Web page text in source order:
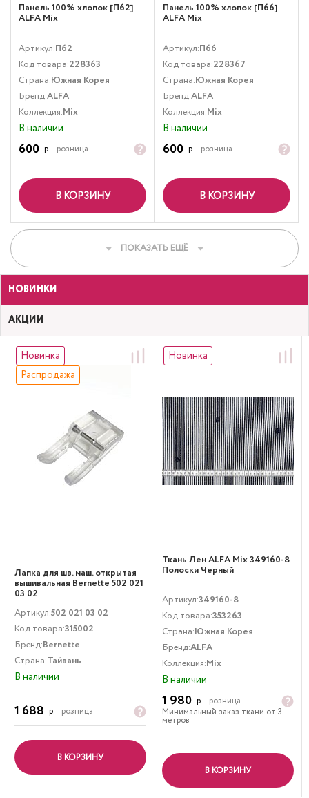
Панель 100% хлопок [П62]
ALFA Mix
Артикул:П62
Код товара:228363
Страна:Южная Корея
Бренд:ALFA
Коллекция:Mix
В наличии
600 р. розница
В КОРЗИНУ
Панель 100% хлопок [П66]
ALFA Mix
Артикул:П66
Код товара:228367
Страна:Южная Корея
Бренд:ALFA
Коллекция:Mix
В наличии
600 р. розница
В КОРЗИНУ
ПОКАЗАТЬ ЕЩЁ
НОВИНКИ
АКЦИИ
Новинка
Распродажа
Лапка для шв. маш. открытая
вышивальная Bernette 502 021
03 02
Артикул:502 021 03 02
Код товара:315002
Бренд:Bernette
Страна:Тайвань
В наличии
1 688 р. розница
В КОРЗИНУ
Новинка
Ткань Лен ALFA Mix 349160-8
Полоски Черный
Артикул:349160-8
Код товара:353263
Страна:Южная Корея
Бренд:ALFA
Коллекция:Mix
В наличии
1 980 р.
розница
Минимальный заказ ткани от 3
метров
В КОРЗИНУ